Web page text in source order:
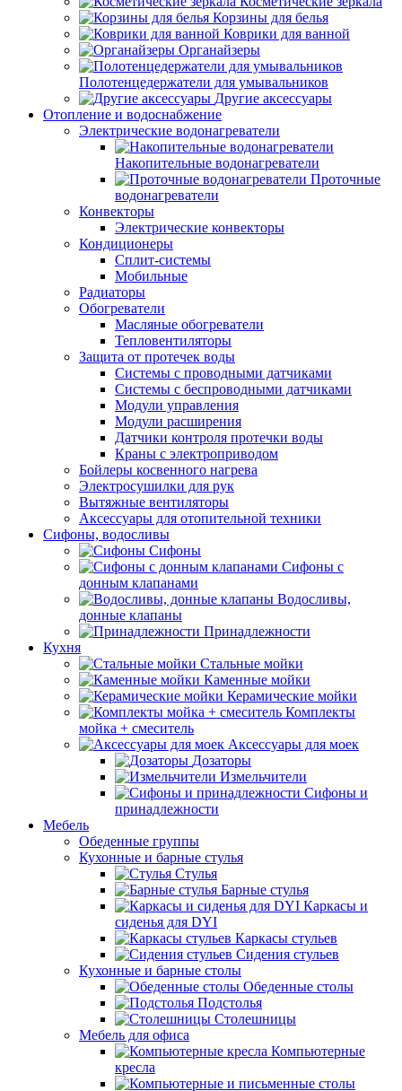
Корзины для белья
Коврики для ванной
Органайзеры
Полотенцедержатели для умывальников
Другие аксессуары
Отопление и водоснабжение
Электрические водонагреватели
Накопительные водонагреватели
Проточные
водонагреватели
Конвекторы
Электрические конвекторы
Кондиционеры
Сплит-системы
Мобильные
Радиаторы
Обогреватели
Масляные обогреватели
Тепловентиляторы
Защита от протечек воды
Системы с проводными датчиками
Системы с беспроводными датчиками
Модули управления
Модули расширения
Датчики контроля протечки воды
Краны с электроприводом
Бойлеры косвенного нагрева
Электросушилки для рук
Вытяжные вентиляторы
Аксессуары для отопительной техники
Сифоны, водосливы
Сифоны
Сифоны с
донным клапанами
Водосливы,
донные клапаны
Принадлежности
Кухня
Стальные мойки
Каменные мойки
Керамические мойки
Комплекты
мойка + смеситель
Аксессуары для моек
Дозаторы
Измельчители
Сифоны и
принадлежности
Мебель
Обеденные группы
Кухонные и барные стулья
Стулья
Барные стулья
Каркасы и
сиденья для DYI
Каркасы стульев
Сидения стульев
Кухонные и барные столы
Обеденные столы
Подстолья
Столешницы
Мебель для офиса
Компьютерные
кресла